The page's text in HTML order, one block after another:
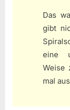
Das
gibt
eine
Weise
mal